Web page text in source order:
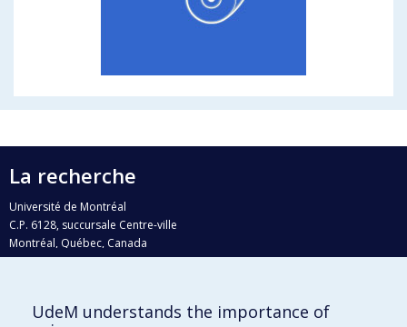
La recherche
Université de Montréal
C.P. 6128, succursale Centre-ville
Montréal, Québec, Canada
H3C 3J7
UdeM understands the importance of